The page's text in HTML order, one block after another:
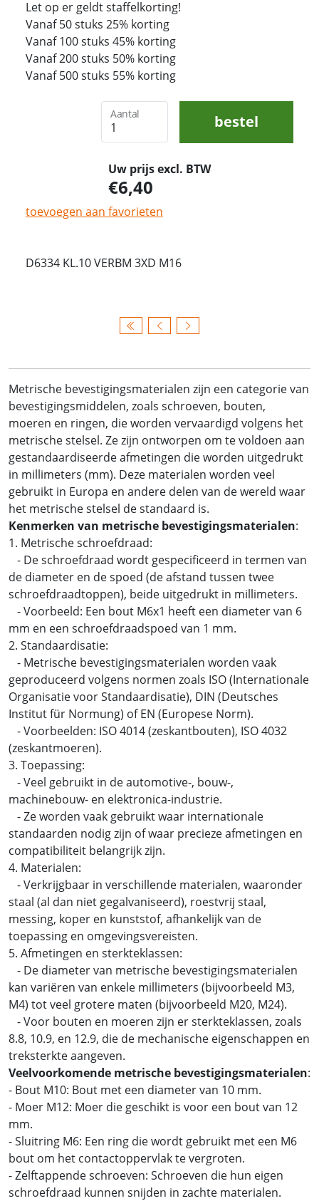
Let op er geldt staffelkorting!
Vanaf 50 stuks 25% korting
Vanaf 100 stuks 45% korting
Vanaf 200 stuks 50% korting
Vanaf 500 stuks 55% korting
Aantal bestel
Uw prijs excl. BTW
6,40
toevoegen aan favorieten
D6334 KL.10 VERBM 3XD M16
Metrische bevestigingsmaterialen zijn een categorie van
bevestigingsmiddelen, zoals schroeven, bouten,
moeren en ringen, die worden vervaardigd volgens het
metrische stelsel. Ze zijn ontworpen om te voldoen aan
gestandaardiseerde afmetingen die worden uitgedrukt
in millimeters (mm). Deze materialen worden veel
gebruikt in Europa en andere delen van de wereld waar
het metrische stelsel de standaard is.
Kenmerken van metrische bevestigingsmaterialen:
1. Metrische schroefdraad:
- De schroefdraad wordt gespecificeerd in termen van
de diameter en de spoed (de afstand tussen twee
schroefdraadtoppen), beide uitgedrukt in millimeters.
- Voorbeeld: Een bout M6x1 heeft een diameter van 6
mm en een schroefdraadspoed van 1 mm.
2. Standaardisatie:
- Metrische bevestigingsmaterialen worden vaak
geproduceerd volgens normen zoals ISO (Internationale
Organisatie voor Standaardisatie), DIN (Deutsches
Institut für Normung) of EN (Europese Norm).
- Voorbeelden: ISO 4014 (zeskantbouten), ISO 4032
(zeskantmoeren).
3. Toepassing:
- Veel gebruikt in de automotive-, bouw-,
machinebouw- en elektronica-industrie.
- Ze worden vaak gebruikt waar internationale
standaarden nodig zijn of waar precieze afmetingen en
compatibiliteit belangrijk zijn.
4. Materialen:
- Verkrijgbaar in verschillende materialen, waaronder
staal (al dan niet gegalvaniseerd), roestvrij staal,
messing, koper en kunststof, afhankelijk van de
toepassing en omgevingsvereisten.
5. Afmetingen en sterkteklassen:
- De diameter van metrische bevestigingsmaterialen
kan variëren van enkele millimeters (bijvoorbeeld M3,
M4) tot veel grotere maten (bijvoorbeeld M20, M24).
- Voor bouten en moeren zijn er sterkteklassen, zoals
8.8, 10.9, en 12.9, die de mechanische eigenschappen en
treksterkte aangeven.
Veelvoorkomende metrische bevestigingsmaterialen:
- Bout M10: Bout met een diameter van 10 mm.
- Moer M12: Moer die geschikt is voor een bout van 12
mm.
- Sluitring M6: Een ring die wordt gebruikt met een M6
bout om het contactoppervlak te vergroten.
- Zelftappende schroeven: Schroeven die hun eigen
schroefdraad kunnen snijden in zachte materialen.